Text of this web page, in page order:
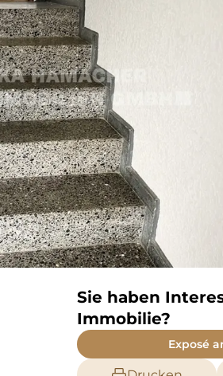
Sie haben
Immobilie?
Exposé